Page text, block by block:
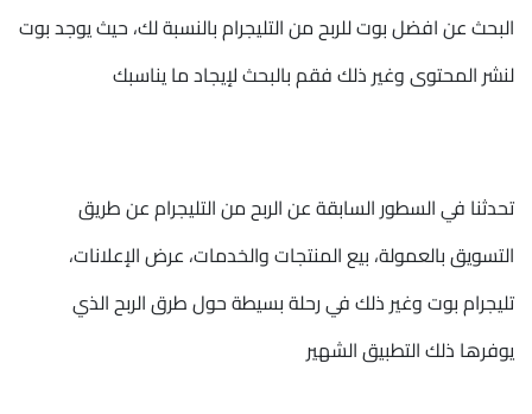
البحث عن افضل بوت للربح من التليجرام بالنسبة لك، حيث يوجد بوت
لنشر المحتوى وغير ذلك فقم بالبحث لإيجاد ما يناسبك
تحدثنا في السطور السابقة عن الربح من التليجرام عن طريق
التسويق بالعمولة، بيع المنتجات والخدمات، عرض الإعلانات،
تليجرام بوت وغير ذلك في رحلة بسيطة حول طرق الربح الذي
يوفرها ذلك التطبيق الشهير